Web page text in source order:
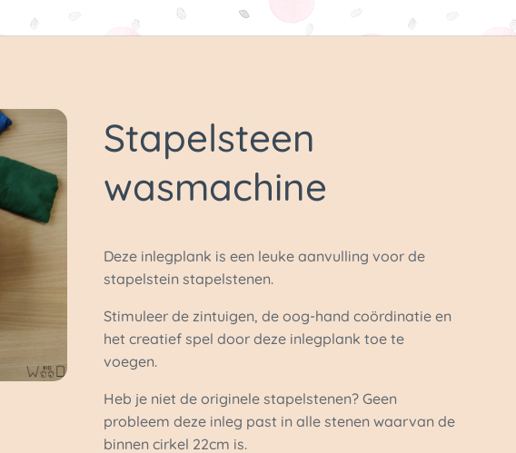
Stapelsteen
wasmachine
Deze inlegplank is een leuke aanvulling voor de
stapelstein stapelstenen.
Stimuleer de zintuigen, de oog-hand coördinatie en
het creatief spel door deze inlegplank toe te
voegen.
Heb je niet de originele stapelstenen? Geen
probleem deze inleg past in alle stenen waarvan de
binnen cirkel 22cm is.